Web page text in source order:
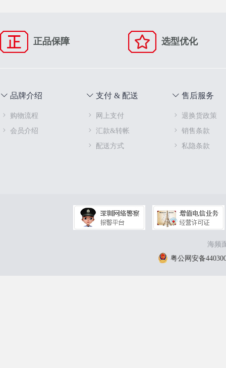
正品保障 选型优化
品牌介绍
购物流程
会员介绍
支付 & 配送
网上支付
汇款&转帐
配送方式
售后服务
退换货政策
销售条款
私隐条款
海频
粤公网安备